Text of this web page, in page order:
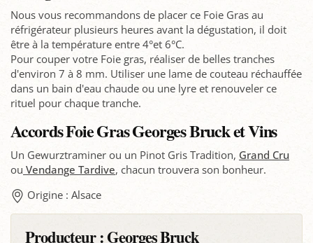
Nous vous recommandons de placer ce Foie Gras au
réfrigérateur plusieurs heures avant la dégustation, il doit
être à la température entre 4°et 6°C.
Pour couper votre Foie gras, réaliser de belles tranches
d'environ 7 à 8 mm. Utiliser une lame de couteau réchauffée
dans un bain d'eau chaude ou une lyre et renouveler ce
rituel pour chaque tranche.
Accords Foie Gras Georges Bruck et Vins
Un Gewurztraminer ou un Pinot Gris Tradition, Grand Cru
ou Vendange Tardive, chacun trouvera son bonheur.
Origine : Alsace
Producteur :Georges Bruck